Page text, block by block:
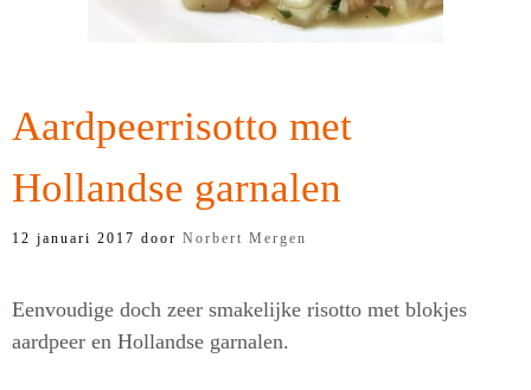
Aardpeerrisotto met
Hollandse garnalen
12 januari 2017 door Norbert Mergen
Eenvoudige doch zeer smakelijke risotto met blokjes
aardpeer en Hollandse garnalen.